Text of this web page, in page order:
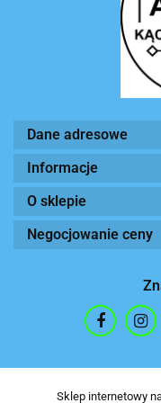
Dane adresowe
Informacje
O sklepie
Negocjowanie ceny
Sklep internetowy